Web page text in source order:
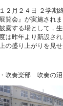
１２月２４日 ２学期
展覧会』が実施され
露する場として，
度は昨年より新設さ
の盛り上がりを見せ
・吹奏楽部 吹奏の